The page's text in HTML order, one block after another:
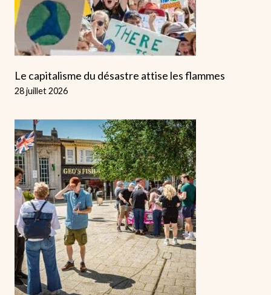
Le capitalisme du désastre attise les flammes
28 juillet 2026